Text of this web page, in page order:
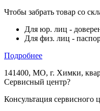
Чтобы забрать товар со
Для юр. лиц -
Для физ. лиц -
Подробнее
141400, МО, г. Химки,
Сервисный центр?
Консультация сервисного